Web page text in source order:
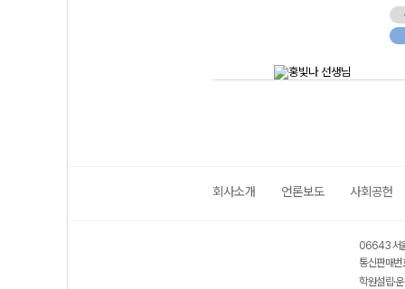
회사소개 언론보도 사회공헌
06643 서
통신판매
학원설립·